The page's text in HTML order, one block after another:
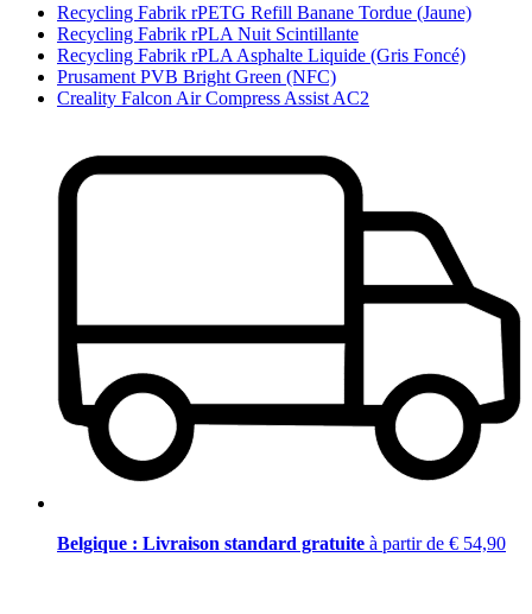
Recycling Fabrik rPETG Refill Banane Tordue (Jaune)
Recycling Fabrik rPLA Nuit Scintillante
Recycling Fabrik rPLA Asphalte Liquide (Gris Foncé)
Prusament PVB Bright Green (NFC)
Creality Falcon Air Compress Assist AC2
Belgique : Livraison standard gratuite à partir de € 54,90